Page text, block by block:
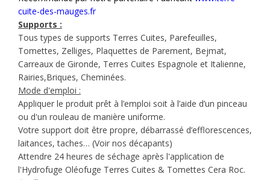
cuite-des-mauges.fr
Supports :
Tous types de supports Terres Cuites, Parefeuilles,
Tomettes, Zelliges, Plaquettes de Parement, Bejmat,
Carreaux de Gironde, Terres Cuites Espagnole et Italienne,
Rairies,Briques, Cheminées.
Mode d'emploi :
Appliquer le produit prêt à l’emploi soit à l’aide d’un pinceau
ou d'un rouleau de manière uniforme.
Votre support doit être propre, débarrassé d’efflorescences,
laitances, taches… (Voir nos décapants)
Attendre 24 heures de séchage après l'application de
l'Hydrofuge Oléofuge Terres Cuites & Tomettes Cera Roc.